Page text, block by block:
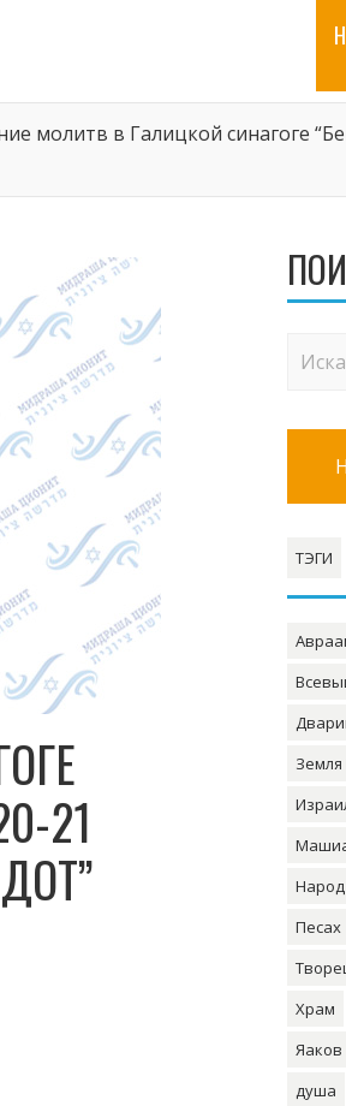
молитв в Галицкой синагоге
21
ТЭГИ
Песах
Храм
Яаков
душа